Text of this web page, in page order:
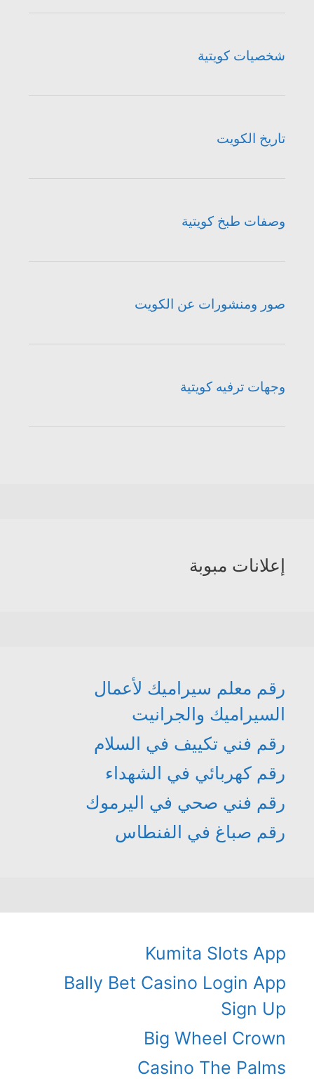
شخصيات كويتية
تاريخ الكويت
وصفات طبخ كويتية
صور ومنشورات عن الكويت
وجهات ترفيه كويتية
إعلانات مبوبة
رقم معلم سيراميك لأعمال
السيراميك والجرانيت
رقم فني تكييف في السلام
رقم كهربائي في الشهداء
رقم فني صحي في اليرموك
رقم صباغ في الفنطاس
Kumita Slots App
Bally Bet Casino Login App
Sign Up
Big Wheel Crown
Casino The Palms